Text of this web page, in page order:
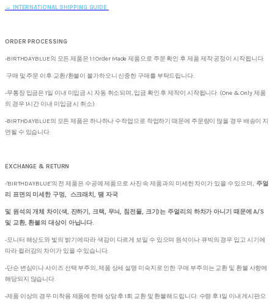
→ INTERNATIONAL SHIPPING GUIDE
ORDER PROCESSING
-BIRTHDAYBLUE의 모든 제품은 1:1 Order Made 제품으로 주문 확인 후 제품 제작 공정이 시작됩니다.
구매 및 주문 이후 교환/환불이 불가하오니 신중한 구매를 부탁드립니다.
-무통장 입금은 1일 이내 미입금 시 자동 취소되며, 입금 확인 후 제작이 시작됩니다. (One & Only 제품
의 경우 1시간 이내 미입금 시 취소)
-BIRTHDAYBLUE의 모든 제품은 하나하나 수작업으로 작업하기 때문에 주문량이 많을 경우 배송이 지
연될 수 있습니다.
EXCHANGE & RETURN
-'BIRTHDAYBLUE'의 전 제품은 수공예 제품으로 사진 속 제품과의 미세한 차이가 있을 수 있으며, 주얼
리 표면의 미세한 구멍, 스크래치, 땜 자국
및 원석의 개체 차이(색, 진하기, 크랙, 무늬, 침전물, 크기)는 주얼리의 하차가 아니기 때문에 A/S
및 교환, 환불의 대상이 아닙니다.
-모니터 해상도와 빛의 밝기에 따라 색감이 다르게 보일 수 있으며 원석이나 큐빅의 경우 입고 시기에
따라 컬러감의 차이가 있을 수 있습니다.
-단순 변심이나 사이즈 선택 부주의, 제품 상세 설명 미숙지로 인한 구매 부주의는 교환 및 환불 사항에
해당되지 않습니다.
-제품 이상의 경우 미착용 제품에 한해 상담 후 1회 교환 및 환불해드립니다. 수령 후 1일 이내 게시판으